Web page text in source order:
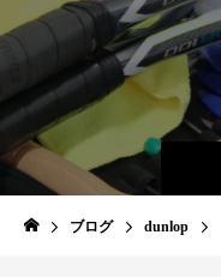
ブログ dunlop